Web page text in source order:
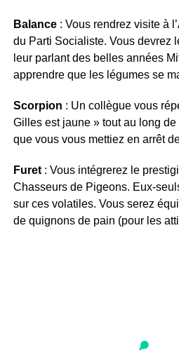
Balance: Vous rendrez visite à
du Parti Socialiste. Vous devrez
leur parlant des belles années
apprendre que les légumes se
Scorpion : Un collègue vous
Gilles est jaune » tout au long de
que vous vous mettiez en arrêt
Furet: Vous intégrerez le
Chasseurs de Pigeons. Eux-
sur ces volatiles. Vous serez
de quignons de pain (pour les